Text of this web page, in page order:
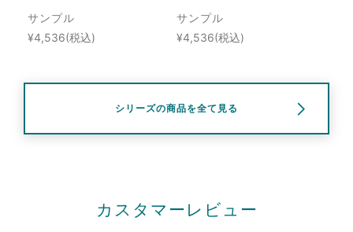
サンプル
¥4,536(税込)
サンプル
¥4,536(税込)
シリーズの商品を全て見る
カスタマーレビュー